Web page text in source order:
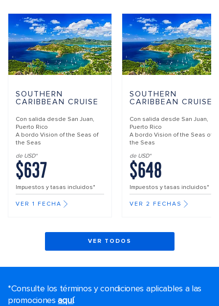
SOUTHERN
CARIBBEAN CRUISE
Con salida desde San Juan,
Puerto Rico
A bordo Vision of the Seas of
the Seas
de USD*
$637
Impuestos y tasas incluidos*
VER 1 FECHA
SOUTHERN
CARIBBEAN CRUISE
Con salida desde San Juan,
Puerto Rico
A bordo Vision of the Seas of
the Seas
de USD*
$648
Impuestos y tasas incluidos*
VER 2 FECHAS
VER TODOS
*Consulte los términos y condiciones aplicables a las
promocionesaquí.